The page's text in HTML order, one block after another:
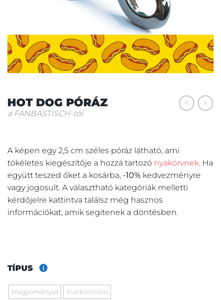
HOT DOG PÓRÁZ
a FANBASTISCH-tól
A képen egy 2,5 cm széles póráz látható, ami
tökéletes kiegészítője a hozzá tartozó nyakörvnek. Ha
együtt teszed őket a kosárba, -10% kedvezményre
vagy jogosult. A választható kategóriák melletti
kérdőjelre kattintva találsz még hasznos
információkat, amik segítenek a döntésben.
TÍPUS
Hagyományos Funkcionális